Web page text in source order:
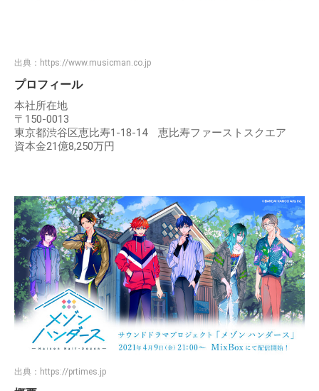
出典： https://www.musicman.co.jp
プロフィール
本社所在地
〒150-0013
東京都渋谷区恵比寿1-18-14 恵比寿ファーストスクエア
資本金21億8,250万円
出典： https://prtimes.jp